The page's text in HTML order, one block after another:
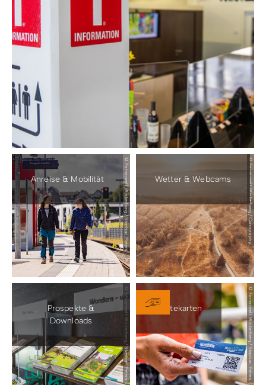
© Ferienwelt Winterberg / Stephan Peters
Anreise & Mobilität © Ferienwelt Winterberg / Carography
Wetter & Webcams
© Ferienwelt Winterberg / Stephan Peters
Prospekte &
Downloads
© Ferienwelt Winterberg / Stephan Peters
Gästekarten